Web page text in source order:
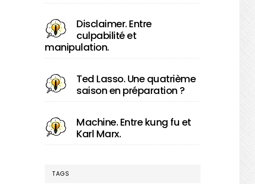
Disclaimer. Entre
culpabilité et
manipulation.
Ted Lasso. Une quatrième
saison en préparation ?
Machine. Entre kung fu et
Karl Marx.
TAGS